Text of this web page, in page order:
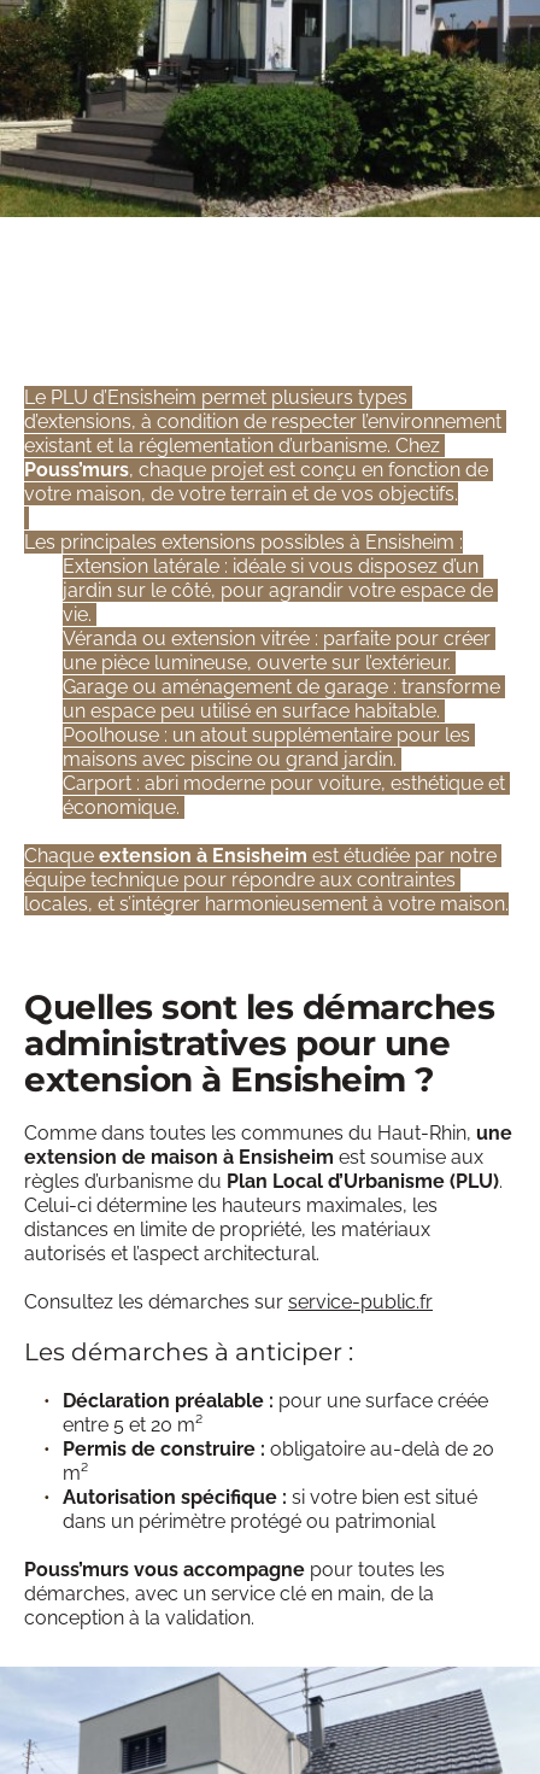
Le PLU d’Ensisheim permet plusieurs types
d’extensions, à condition de respecter l’environnement
Pouss’murs, chaque projet est conçu en fonction de
votre maison, de votre terrain et de vos objectifs.
Les principales extensions possibles à Ensisheim :
Extension latérale : idéale si vous disposez d’un
jardin sur le côté, pour agrandir votre espace de
vie.
Véranda ou extension vitrée : parfaite pour créer
une pièce lumineuse, ouverte sur l’extérieur.
Garage ou aménagement de garage : transforme
un espace peu utilisé en surface habitable.
Poolhouse : un atout supplémentaire pour les
maisons avec piscine ou grand jardin.
Carport : abri moderne pour voiture, esthétique et
économique.
Chaque extension à Ensisheim est étudiée par notre
équipe technique pour répondre aux contraintes
locales, et s’intégrer harmonieusement à votre maison.
Quelles sont les démarches
administratives pour une
extension à Ensisheim ?
Comme dans toutes les communes du Haut-Rhin, une
extension de maison à Ensisheim est soumise aux
règles d’urbanisme du Plan Local d’Urbanisme (PLU).
Celui-ci détermine les hauteurs maximales, les
distances en limite de propriété, les matériaux
autorisés et l’aspect architectural.
Consultez les démarches sur service-public.fr
Les démarches à anticiper :
Déclaration préalable : pour une surface créée
entre 5 et 20 m²
Permis de construire : obligatoire au-delà de 20
m²
Autorisation spécifique : si votre bien est situé
dans un périmètre protégé ou patrimonial
Pouss’murs vous accompagne pour toutes les
démarches, avec un service clé en main, de la
conception à la validation.